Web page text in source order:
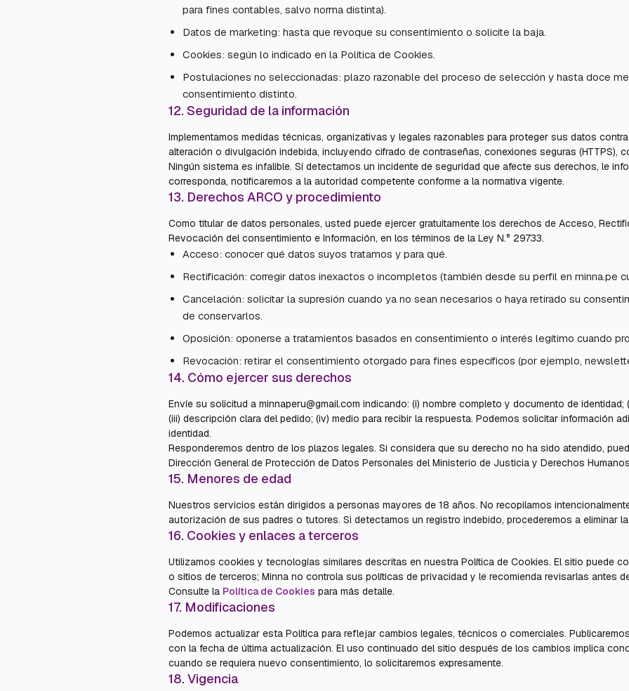
para fines contables, salvo norma distinta).
Datos de marketing: hasta que revoque su consentimiento o solicite la baja.
Cookies: según lo indicado en la Política de Cookies.
Postulaciones no seleccionadas: plazo razonable del proceso de selección y hasta doce
consentimiento distinto.
12. Seguridad de la información
Implementamos medidas técnicas, organizativas y legales razonables para proteger sus datos
alteración o divulgación indebida, incluyendo cifrado de contraseñas, conexiones seguras (HTTPS),
Ningún sistema es infalible. Si detectamos un incidente de seguridad que afecte sus derechos, le
corresponda, notificaremos a la autoridad competente conforme a la normativa vigente.
13. Derechos ARCO y procedimiento
Como titular de datos personales, usted puede ejercer gratuitamente los derechos de Acceso,
Revocación del consentimiento e Información, en los términos de la Ley N.° 29733.
Acceso: conocer qué datos suyos tratamos y para qué.
Rectificación: corregir datos inexactos o incompletos (también desde su perfil en minna.pe
Cancelación: solicitar la supresión cuando ya no sean necesarios o haya retirado su
de conservarlos.
Oposición: oponerse a tratamientos basados en consentimiento o interés legítimo cuando
Revocación: retirar el consentimiento otorgado para fines específicos (por ejemplo,
14. Cómo ejercer sus derechos
Envíe su solicitud a minnaperu@gmail.com indicando: (i) nombre completo y documento de identidad;
(iii) descripción clara del pedido; (iv) medio para recibir la respuesta. Podemos solicitar información
identidad.
Responderemos dentro de los plazos legales. Si considera que su derecho no ha sido atendido,
Dirección General de Protección de Datos Personales del Ministerio de Justicia y Derechos
15. Menores de edad
Nuestros servicios están dirigidos a personas mayores de 18 años. No recopilamos
autorización de sus padres o tutores. Si detectamos un registro indebido, procederemos a eliminar
16. Cookies y enlaces a terceros
Utilizamos cookies y tecnologías similares descritas en nuestra Política de Cookies. El sitio puede
o sitios de terceros; Minna no controla sus políticas de privacidad y le recomienda revisarlas antes
Consulte la Política de Cookies para más detalle.
17. Modificaciones
Podemos actualizar esta Política para reflejar cambios legales, técnicos o comerciales.
con la fecha de última actualización. El uso continuado del sitio después de los cambios implica
cuando se requiera nuevo consentimiento, lo solicitaremos expresamente.
18. Vigencia